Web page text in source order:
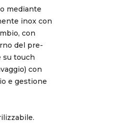
mediante
inox con
con
del pre-
su touch
con
e gestione